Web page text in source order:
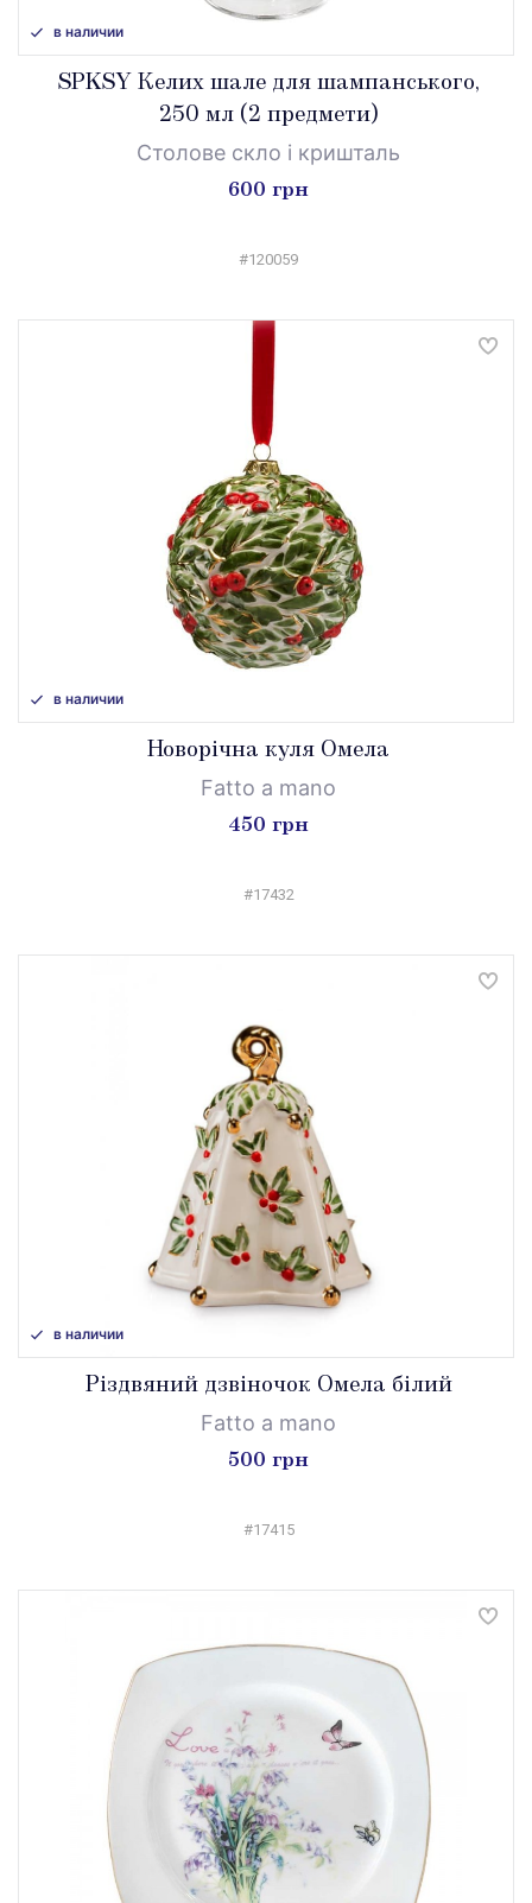
в наличии
SPKSY Келих шале для шампанського,
250 мл (2 предмети)
Столове скло і кришталь
600 грн
#120059
в наличии
Новорічна куля Омела
Fatto a mano
450 грн
#17432
в наличии
Різдвяний дзвіночок Омела білий
Fatto a mano
500 грн
#17415